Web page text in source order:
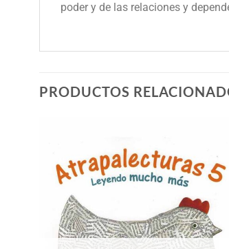
poder y de las relaciones y
PRODUCTOS